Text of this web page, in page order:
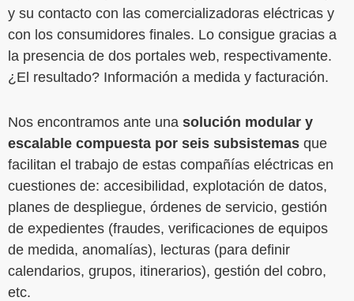
y su contacto con las comercializadoras eléctricas y
con los consumidores finales. Lo consigue gracias a
la presencia de dos portales web, respectivamente.
¿El resultado? Información a medida y facturación.
Nos encontramos ante una solución modular y
escalable compuesta por seis subsistemas que
facilitan el trabajo de estas compañías eléctricas en
cuestiones de: accesibilidad, explotación de datos,
planes de despliegue, órdenes de servicio, gestión
de expedientes (fraudes, verificaciones de equipos
de medida, anomalías), lecturas (para definir
calendarios, grupos, itinerarios), gestión del cobro,
etc.